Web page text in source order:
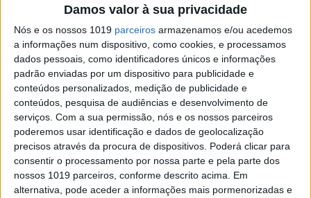
Damos valor à sua privacidade
Nós e os nossos 1019 parceiros armazenamos e/ou acedemos
a informações num dispositivo, como cookies, e processamos
dados pessoais, como identificadores únicos e informações
padrão enviadas por um dispositivo para publicidade e
conteúdos personalizados, medição de publicidade e
conteúdos, pesquisa de audiências e desenvolvimento de
serviços. Com a sua permissão, nós e os nossos parceiros
poderemos usar identificação e dados de geolocalização
precisos através da procura de dispositivos. Poderá clicar para
consentir o processamento por nossa parte e pela parte dos
nossos 1019 parceiros, conforme descrito acima. Em
alternativa, pode aceder a informações mais pormenorizadas e
SITES DO GRUPO TRUST IN NEWS
Visão Holofote
Caras Caras Decoração
Exame Exame Informática